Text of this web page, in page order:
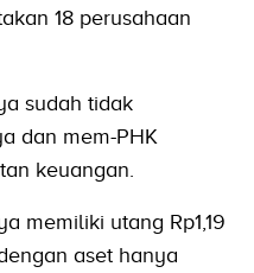
18 perusahaan
sudah tidak
dan mem-PHK
keuangan.
memiliki utang Rp1,19
aset hanya